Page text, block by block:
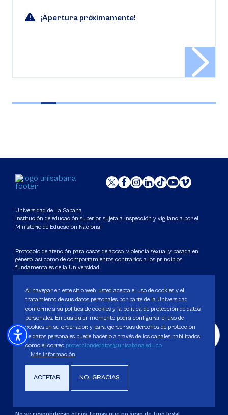
¡Apertura próximamente!
Universidad de La Sabana
Institución de educación superior sujeta a inspección y vigilancia por el
Ministerio de Educación Nacional
Protocolo de atención para casos de acoso, violencia sexual y basada en
género, así como de comportamientos contrarios a los principios
fundamentales de la Universidad
Carácter Académico: Universidad
DATOS DE CONTACTO
Contact center: (601) 861 5555/ 861 6666
Apartado: 53753, Bogotá.
WhatsApp: +57 3205164838
Correo electrónico para inquietudes generales y servicios de la
servicious@unisabana.edu.co
Al navegar en este sitio web, usted acepta el uso de cookies y el
tratamiento de sus datos personales por parte de la Universidad
conforme a su política de cookies y la política de protección de datos
personales. En cualquier momento podrá configurar el uso de
cookies en su ordenador, y para ejercer sus derechos de protección
de datos personales puede hacerlo a través de los canales habilitados
como el correo protecciondedatos@unisabana.edu.co
Más información
ACEPTAR NO, GRACIAS